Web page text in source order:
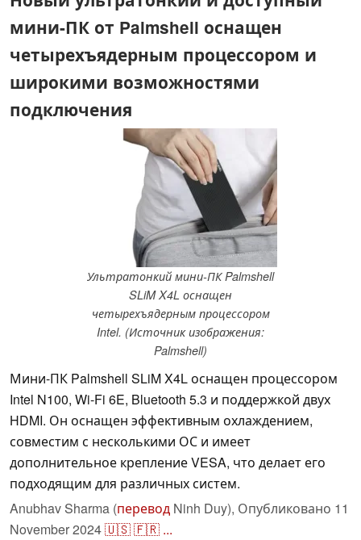
мини-ПК от Palmshell оснащен
четырехъядерным процессором и
широкими возможностями
подключения
Ультратонкий мини-ПК Palmshell
SLiM X4L оснащен
четырехъядерным процессором
Intel. (Источник изображения:
Palmshell)
Мини-ПК Palmshell SLiM X4L оснащен процессором
Intel N100, Wi-Fi 6E, Bluetooth 5.3 и поддержкой двух
HDMI. Он оснащен эффективным охлаждением,
совместим с несколькими ОС и имеет
дополнительное крепление VESA, что делает его
подходящим для различных систем.
Anubhav Sharma (перевод Ninh Duy), Опубликовано 11
November 2024🇺🇸🇫🇷 ...